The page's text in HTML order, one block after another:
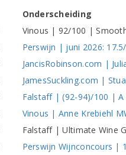
Onderscheiding
Vinous | 92/100 |
Perswijn | juni 2026:
JancisRobinson.com |
JamesSuckling.com |
Falstaff | (92-94)/100 |
Vinous | Anne Krebiehl
Falstaff | Ultimate Wine
Perswijn Wijnconcours |